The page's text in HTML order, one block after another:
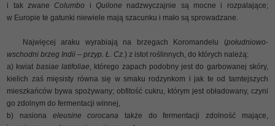
i tak zwaneColumbo i Quilone nadzwyczajnie są mocne i rozpalające;
w Europie te gatunki niewiele mają szacunku i mało są sprowadzane.
Najwięcej araku wyrabiają na brzegach Koromandelu (południowo-
wschodni brzeg Indii – przyp. Ł. Cz.) z istot roślinnych, do których należą:
a) kwiat basiae latifoliae , którego zapach podobny jest do garbowanej skóry,
kielich zaś mięsisty równa się w smaku rodzynkom i jak te od tamtejszych
mieszkańców bywa spożywany; obfitość cukru, którym jest obładowany, czyni
go zdolnym do fermentacji winnej,
b) nasiona eleusine corocana także do fermentacji zdolność mające,